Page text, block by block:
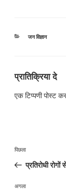
श्रेणियाँ
जन विज्ञान
प्रातिक्रिया दे
एक टिप्पणी पोस्ट
पोस्ट
पिछला
पोस्ट:
पिछला
प्रतिरोधी
अगली
अगला